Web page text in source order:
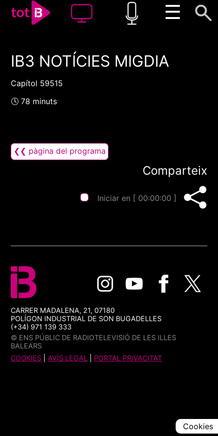
☰
00:00 00:00
IB3 NOTÍCIES MIGDIA
Capítol 59515
🕓 78 minuts
❮❮ pàgina del programa
Comparteix
Iniciar en [ 00:00:00 ]
CARRER MADALENA, 21, 07180
POLÍGON INDUSTRIAL DE SON BUGADELLES
(+34) 971 139 333
© ENS PÚBLIC DE RADIOTELEVISIÓ DE LES ILLES
BALEARS
COOKIES |AVÍS LEGAL PORTAL PRIVACITAT
Cookies